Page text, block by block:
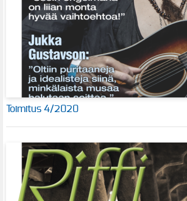
Toimitus 4/2020